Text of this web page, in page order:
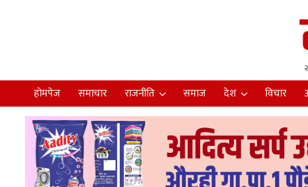
होमपेज समाचार राजनीति समाज देश विचार